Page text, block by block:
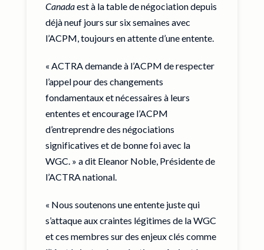
Canadaest à la table de négociation depuis
déjà neuf jours sur six semaines avec
l’ACPM, toujours en attente d’une entente.
« ACTRA demande à l’ACPM de respecter
l’appel pour des changements
fondamentaux et nécessaires à leurs
ententes et encourage l’ACPM
d’entreprendre des négociations
significatives et de bonne foi avec la
WGC. » a dit Eleanor Noble, Présidente de
l’ACTRA national.
« Nous soutenons une entente juste qui
s’attaque aux craintes légitimes de la WGC
et ces membres sur des enjeux clés comme